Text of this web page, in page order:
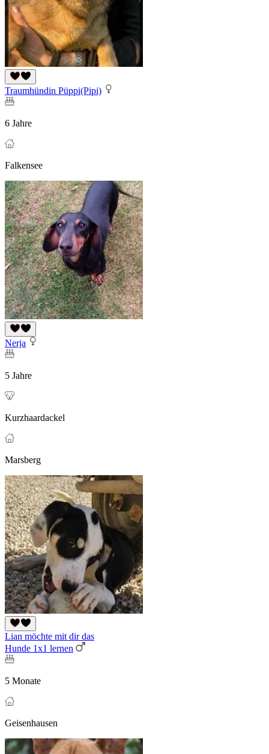
Traumhündin Püppi(Pipi)
6 Jahre
Falkensee
Nerja
5 Jahre
Kurzhaardackel
Marsberg
Lian möchte mit dir das
Hunde 1x1 lernen
5 Monate
Geisenhausen